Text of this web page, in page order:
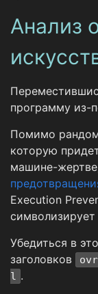
Анализ
программу из-
Помимо
которую
машине-
Execution
символизирует
Убедиться в
заголовков
l .